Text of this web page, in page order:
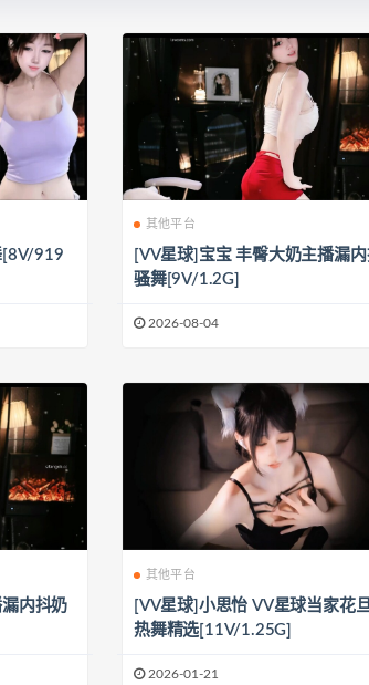
[8V/919
其他平台
[VV星球]宝宝 丰臀大奶主播漏
骚舞[9V/1.2G]
2026-08-04
内抖奶
其他平台
[VV星球]小思怡 VV星球当家花
热舞精选[11V/1.25G]
2026-01-21